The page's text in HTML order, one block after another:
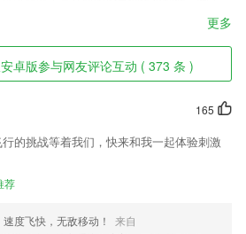
获取大量的资源和红包，拥有这些资源和红
且红包还能提现到现实生活中进行使用，只
软件特色
好用的绘画休闲平台，知识点的讲解很详细
须知、特色科室介绍、医院名医介绍，以及
就医。
语音,支持多种分享方式
更多
卓版参与网友评论互动 ( 373 条 )
165
的挑战等着我们，快来和我一起体验刺激
荐
速度飞快，无敌移动！
来自